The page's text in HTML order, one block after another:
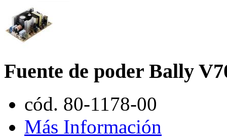
Fuente de poder Bally
cód. 80-1178-00
Más Información